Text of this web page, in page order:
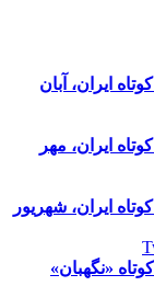
ایران، آبان
ایران، مهر
ایران، شهریور
«نگهبان»